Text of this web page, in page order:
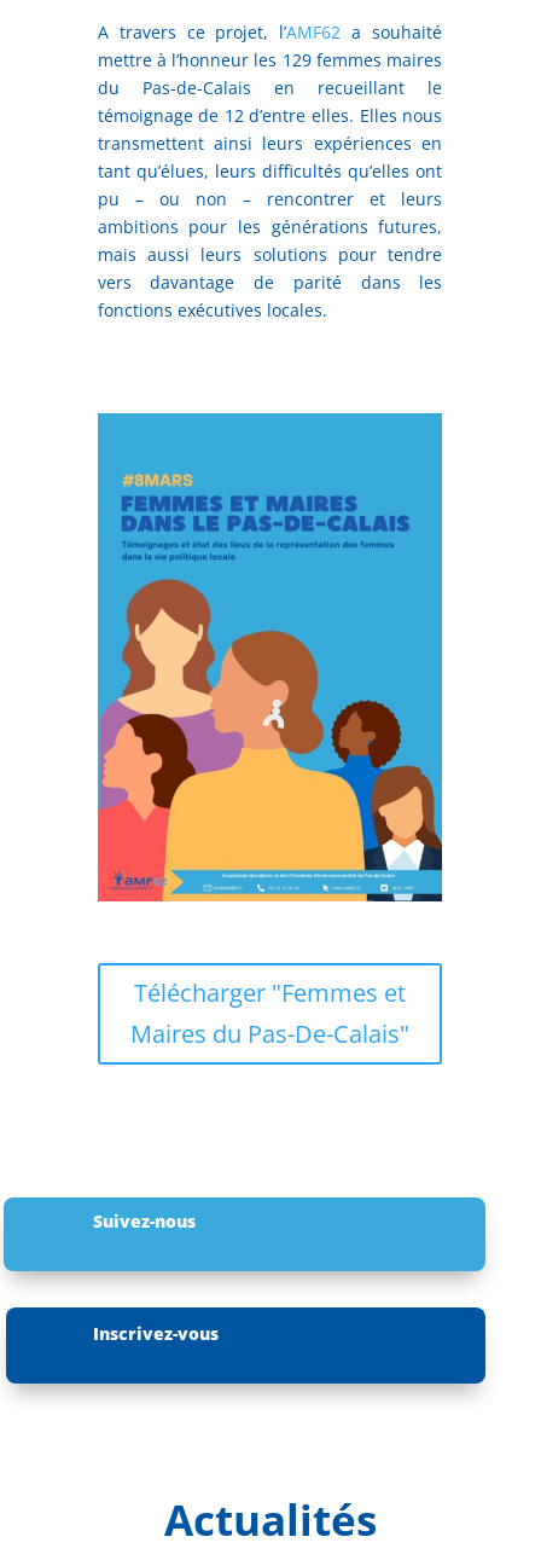
A travers ce projet, l’AMF62 a souhaité
mettre à l’honneur les 129 femmes maires
du Pas-de-Calais en recueillant le
témoignage de 12 d’entre elles. Elles nous
transmettent ainsi leurs expériences en
tant qu’élues, leurs difficultés qu’elles ont
pu – ou non – rencontrer et leurs
ambitions pour les générations futures,
mais aussi leurs solutions pour tendre
vers davantage de parité dans les
fonctions exécutives locales.
Télécharger "Femmes et
Maires du Pas-De-Calais"
Suivez-nous
Inscrivez-vous
Actualités